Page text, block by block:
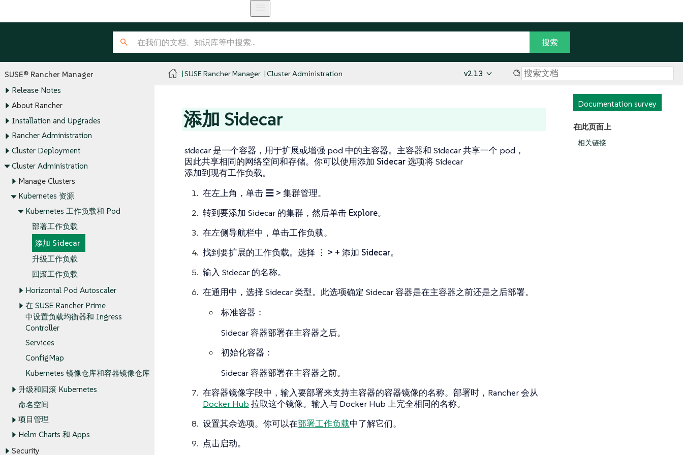
SUSE® Rancher Manager
Release Notes
About Rancher
Installation and Upgrades
Rancher Administration
Cluster Deployment
Cluster Administration
Manage Clusters
Kubernetes 资源
Kubernetes 工作负载和 Pod
部署工作负载
添加 Sidecar
升级工作负载
回滚工作负载
Horizontal Pod Autoscaler
在 SUSE Rancher Prime
中设置负载均衡器和 Ingress
Controller
Services
ConfigMap
Kubernetes 镜像仓库和容器镜像仓库
升级和回滚 Kubernetes
命名空间
项目管理
Helm Charts 和 Apps
Security
SUSE Rancher Manager Cluster Administration v2.13
Documentation survey
在此页面上
相关链接
添加 Sidecar
sidecar是一个容器，用于扩展或增强 pod 中的主容器。主容器和 Sidecar 共享一个 pod，
因此共享相同的网络空间和存储。你可以使用添加 Sidecar选项将 Sidecar
添加到现有工作负载。
在左上角，单击 ☰ > 集群管理。
转到要添加 Sidecar 的集群，然后单击 Explore。
在左侧导航栏中，单击工作负载。
找到要扩展的工作负载。选择 ⋮ > + 添加 Sidecar。
输入 Sidecar 的名称。
在通用中，选择 Sidecar 类型。此选项确定 Sidecar 容器是在主容器之前还是之后部署。
标准容器 ：
Sidecar 容器部署在主容器之后。
初始化容器 ：
Sidecar 容器部署在主容器之前。
在容器镜像字段中，输入要部署来支持主容器的容器镜像的名称。部署时，Rancher 会从
Docker Hub 拉取这个镜像。输入与 Docker Hub 上完全相同的名称。
设置其余选项。你可以在部署工作负载中了解它们。
点击启动。